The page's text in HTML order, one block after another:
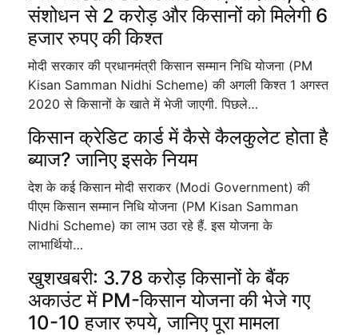
संशोधन से 2 करोड़ और किसानों को मिलेगी 6
हजार रुपए की किश्त
मोदी सरकार की प्रधानमंत्री किसान सम्मान निधि योजना (PM
Kisan Samman Nidhi Scheme) की अगली किश्त 1 अगस्त
2020 से किसानों के खाते में भेजी जाएगी. पिछले…
किसान क्रेडिट कार्ड में कैसे कैलकुलेट होता है
ब्याज? जानिए इसके नियम
देश के कई किसान मोदी सराकर (Modi Government) की
पीएम किसान सम्मान निधि योजना (PM Kisan Samman
Nidhi Scheme) का लाभ उठा रहे हैं. इस योजना के
लाभार्थियो…
खुशखबरी: 3.78 करोड़ किसानों के बैंक
अकाउंट में PM-किसान योजना की भेजे गए
10-10 हजार रुपये, जानिए पूरा मामला